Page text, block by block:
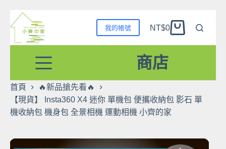
至
主
容
我的帳號
購
物
車
NT$0
商店
首頁
🔥新品搶先看🔥
【現貨】 Insta360 X4 迷你 單機包 便攜收納包 影石 單
機收納包 機身包 全景相機 運動相機 小齊的家